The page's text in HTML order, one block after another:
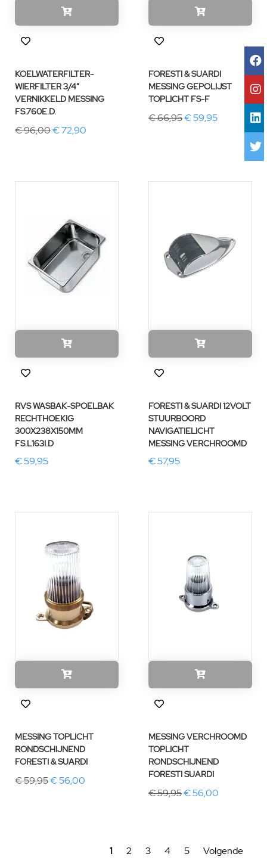
KOELWATERFILTER-
WIERFILTER 3/4″
VERNIKKELD MESSING
FS.760E.D.
€ 96,00€ 72,90
FORESTI & SUARDI
MESSING GEPOLIJST
TOPLICHT FS-F
€ 66,95€ 59,95
RVS WASBAK-SPOELBAK
RECHTHOEKIG
300X238X150MM
FS.L163I.D
€ 59,95
FORESTI & SUARDI 12VOLT
STUURBOORD
NAVIGATIELICHT
MESSING VERCHROOMD
€ 57,95
MESSING TOPLICHT
RONDSCHIJNEND
FORESTI & SUARDI
€ 59,95€ 56,00
MESSING VERCHROOMD
TOPLICHT
RONDSCHIJNEND
FORESTI SUARDI
€ 59,95€ 56,00
1 2 3 4 5 Volgende